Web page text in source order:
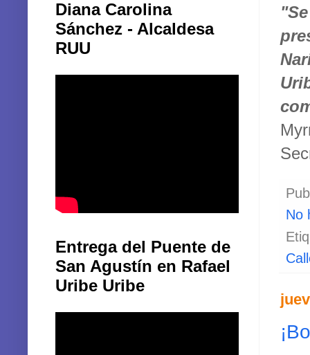
Sánchez - Alcaldesa
RUU
Entrega del Puente de
San Agustín en Rafael
Uribe Uribe